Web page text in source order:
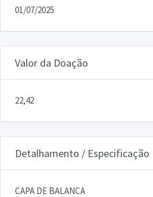
01/07/2025
Valor da Doação
22,42
Detalhamento / Especificação
CAPA DE BALANCA